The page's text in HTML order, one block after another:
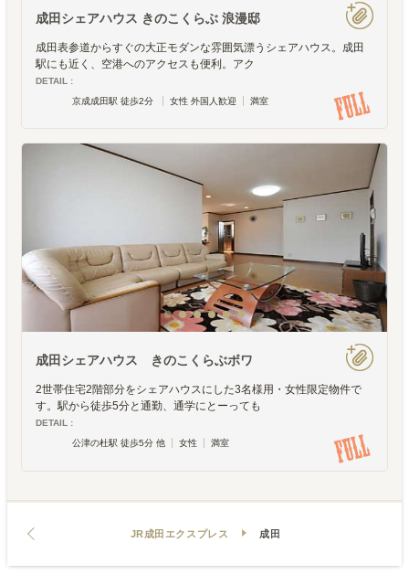
成田シェアハウス きのこくらぶ 浪漫邸
成田表参道からすぐの大正モダンな雰囲気漂うシェアハウス。成田
駅にも近く、空港へのアクセスも便利。アク
DETAIL :
京成成田駅 徒歩2分
女性 外国人歓迎 満室
成田シェアハウス きのこくらぶボワ
2世帯住宅2階部分をシェアハウスにした3名様用・女性限定物件で
す。駅から徒歩5分と通勤、通学にとーっても
DETAIL :
公津の杜駅 徒歩5分 他
女性 満室
JR成田エクスプレス 成田